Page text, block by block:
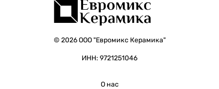
© 2026 ООО "Евромикс Керамика"
ИНН: 9721251046
О нас